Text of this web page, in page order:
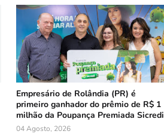
Empresário de Rolândia (PR) é
primeiro ganhador do prêmio de R$ 1
milhão da Poupança Premiada Sicredi
04 Agosto, 2026